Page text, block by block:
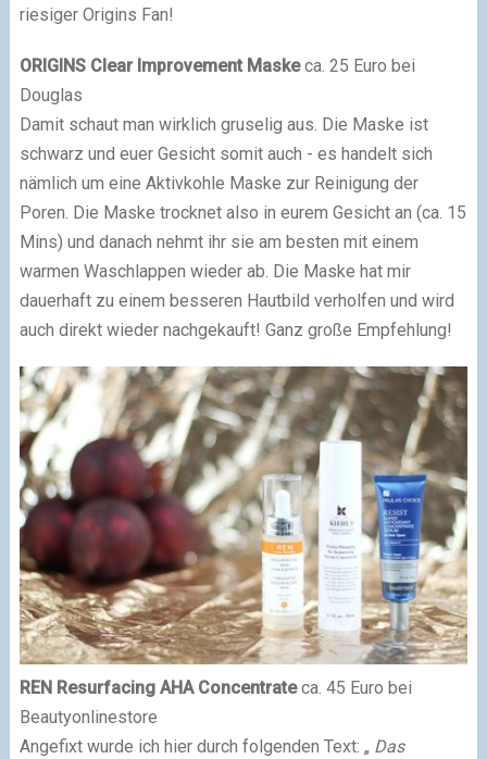
riesiger Origins Fan!
ORIGINS Clear Improvement Maskeca. 25 Euro bei
Douglas
Damit schaut man wirklich gruselig aus. Die Maske ist
schwarz und euer Gesicht somit auch - es handelt sich
nämlich um eine Aktivkohle Maske zur Reinigung der
Poren. Die Maske trocknet also in eurem Gesicht an (ca. 15
Mins) und danach nehmt ihr sie am besten mit einem
warmen Waschlappen wieder ab. Die Maske hat mir
dauerhaft zu einem besseren Hautbild verholfen und wird
auch direkt wieder nachgekauft! Ganz große Empfehlung!
REN Resurfacing AHA Concentrateca. 45 Euro bei
Beautyonlinestore
Angefixt wurde ich hier durch folgenden Text: „ Das